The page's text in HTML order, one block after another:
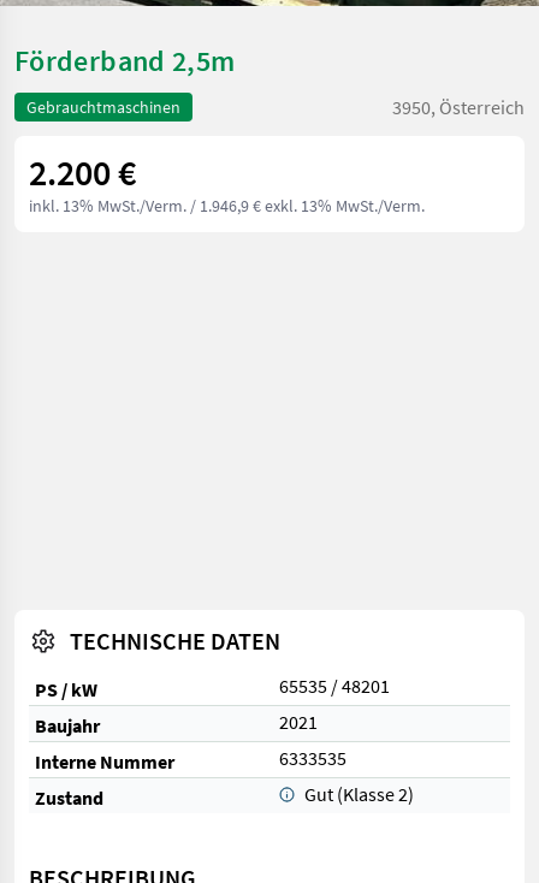
Förderband 2,5m
Gebrauchtmaschinen 3950, Österreich
2.200 €
inkl. 13% MwSt./Verm. / 1.946,9 € exkl. 13% MwSt./Verm.
TECHNISCHE DATEN
PS / kW
65535 / 48201
Baujahr
2021
Interne Nummer
6333535
Zustand
Gut (Klasse 2)